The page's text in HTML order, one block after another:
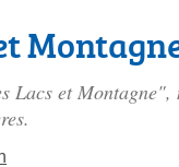
Lacs et